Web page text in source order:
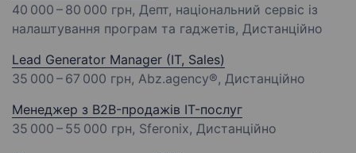
40 000 – 80 000 грн, Депт, національний сервіс із
налаштування програм та гаджетів, Дистанційно
Lead Generator Manager (IT, Sales)
35 000 – 67 000 грн, Abz.agency®, Дистанційно
Менеджер з B2B-продажів IT-послуг
35 000 – 55 000 грн, Sferonix, Дистанційно